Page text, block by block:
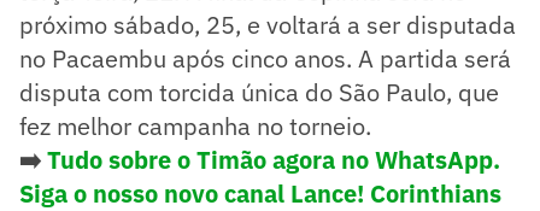
próximo sábado, 25, e voltará a ser disputada
no Pacaembu após cinco anos. A partida será
disputa com torcida única do São Paulo, que
fez melhor campanha no torneio.
➡️Tudo sobre o Timão agora no WhatsApp.
Siga o nosso novo canal Lance! Corinthians